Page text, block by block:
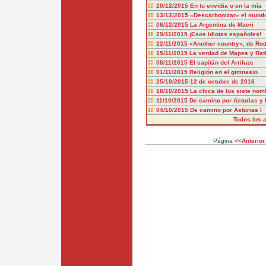
20/12/2015 En tu envidia o en la mía
13/12/2015 «Descarbonizar» el
06/12/2015 La Argentina de Macri
29/11/2015 ¡Esos idiotas españoles!
22/11/2015 «Another country», de
15/11/2015 La verdad de Mapes y
08/11/2015 El capitán del Arriluze
01/11/2015 Religión en el gimnasio
25/10/2015 12 de octubre de 2016
18/10/2015 La chica de los siete
11/10/2015 De camino por Asturias y
04/10/2015 De camino por Asturias I
Todos los
Página